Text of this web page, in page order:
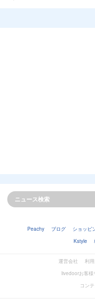
Peachy ブログ ショッピ
Kstyle
運営会社 利
livedoorお客様
コン